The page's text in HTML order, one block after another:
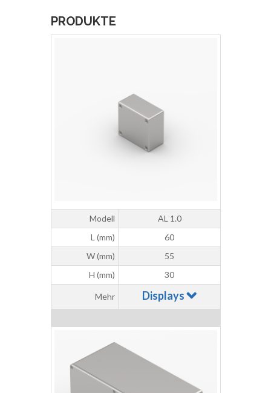
PRODUKTE
Modell
AL 1.0
L (mm)
60
W (mm)
55
H (mm)
30
Mehr Displays